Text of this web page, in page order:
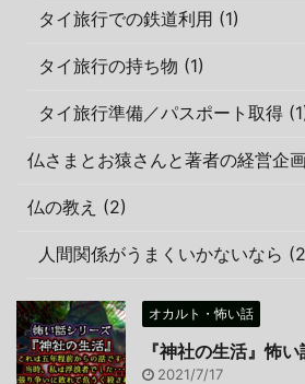
タイ旅行での鉄道利用 (1)
タイ旅行の持ち物 (1)
タイ旅行準備／パスポート取得
仏さまとお猿さんと著者の経営企
仏の教え (2)
人間関係がうまくいかないなら
オカルト・怖い話
『神社の生活』怖
2021/7/17